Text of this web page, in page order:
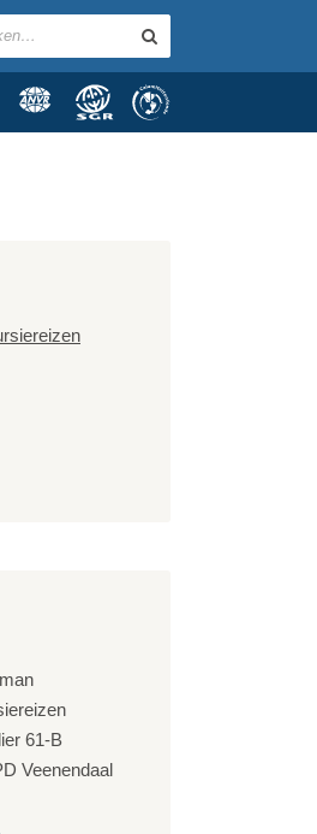
61-B
Veenendaal